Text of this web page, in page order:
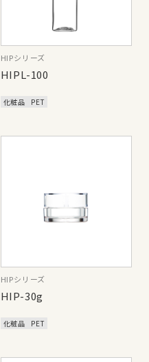
HIPシリーズ
HIPL-100
化粧品 PET
HIPシリーズ
HIP-30g
化粧品 PET